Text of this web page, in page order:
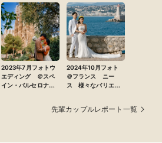
2023年7月フォトウ
エディング ＠スペ
イン・バルセロナ
景に、記憶に残る1枚
2024年10月フォト
＠フランス ニー
ス 様々なバリエー
ディング
先輩カップルレポート一覧